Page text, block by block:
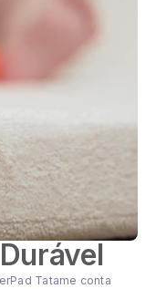
Tatame conta